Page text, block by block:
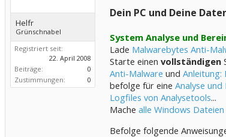
Helfr
Grünschnabel
Registriert seit:
22. April 2008
Beiträge:
0
Zustimmungen:
0
Dein PC und Deine
System Analyse und
Lade Malwarebytes Anti-
Starte einen vollständigen
Anti-Malware und Anleitung:
befolge für eine Analyse
Logfiles von Analysetools...
Mache alle Windows
Befolge folgende